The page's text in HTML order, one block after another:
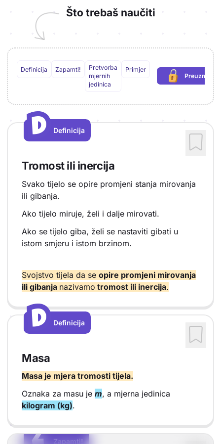
Što trebaš naučiti
Definicija Zapamti!
Pretvorba
mjernih
jedinica
Primjer
Preuzmi
D
D
Definicija
Tromost ili inercija
Svako tijelo se opire promjeni stanja mirovanja
ili gibanja.
Ako tijelo miruje, želi i dalje mirovati.
Ako se tijelo giba, želi se nastaviti gibati u
istom smjeru i istom brzinom.
Svojstvo tijela da se opire promjeni mirovanja
ili gibanja nazivamo tromost ili inercija.
D
D
Definicija
Masa
Masa je mjera tromosti tijela.
Oznaka za masu je m, a mjerna jedinica
kilogram (kg).
Zapamti!